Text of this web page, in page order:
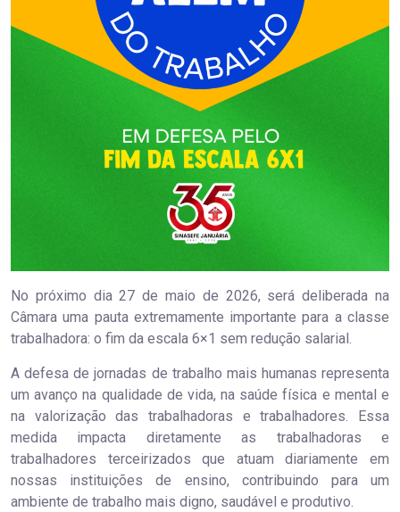
No próximo dia 27 de maio de 2026, será deliberada na
Câmara uma pauta extremamente importante para a classe
trabalhadora: o fim da escala 6×1 sem redução salarial.
A defesa de jornadas de trabalho mais humanas representa
um avanço na qualidade de vida, na saúde física e mental e
na valorização das trabalhadoras e trabalhadores. Essa
medida impacta diretamente as trabalhadoras e
trabalhadores terceirizados que atuam diariamente em
nossas instituições de ensino, contribuindo para um
ambiente de trabalho mais digno, saudável e produtivo.